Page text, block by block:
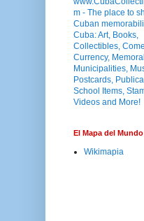
El Mapa del Mundo
Wikimapia